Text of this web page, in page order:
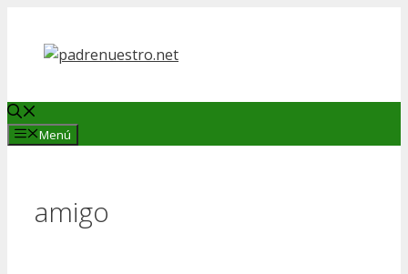
contenido
Menú
amigo